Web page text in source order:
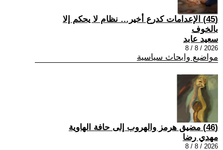
(45) الإعدامات كدرع أخير… نظام لا يحكم إلا
بالخوف
سعيد عابد
2026 / 8 / 8
مواضيع وابحاث سياسية
(46) مضيق هرمز والهروب إلى حافة الهاوية
مهدي رضا
2026 / 8 / 8